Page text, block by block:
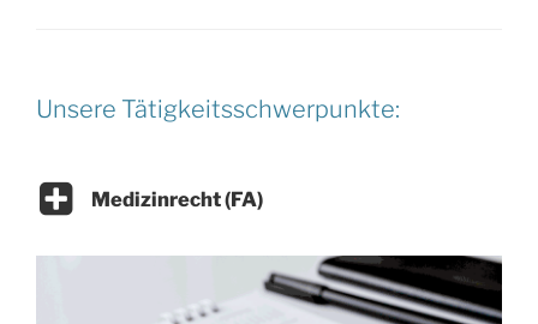
Unsere Tätigkeitsschwerpunkte:
Medizinrecht (FA)